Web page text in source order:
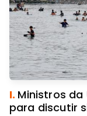
I. Ministros
para discutir